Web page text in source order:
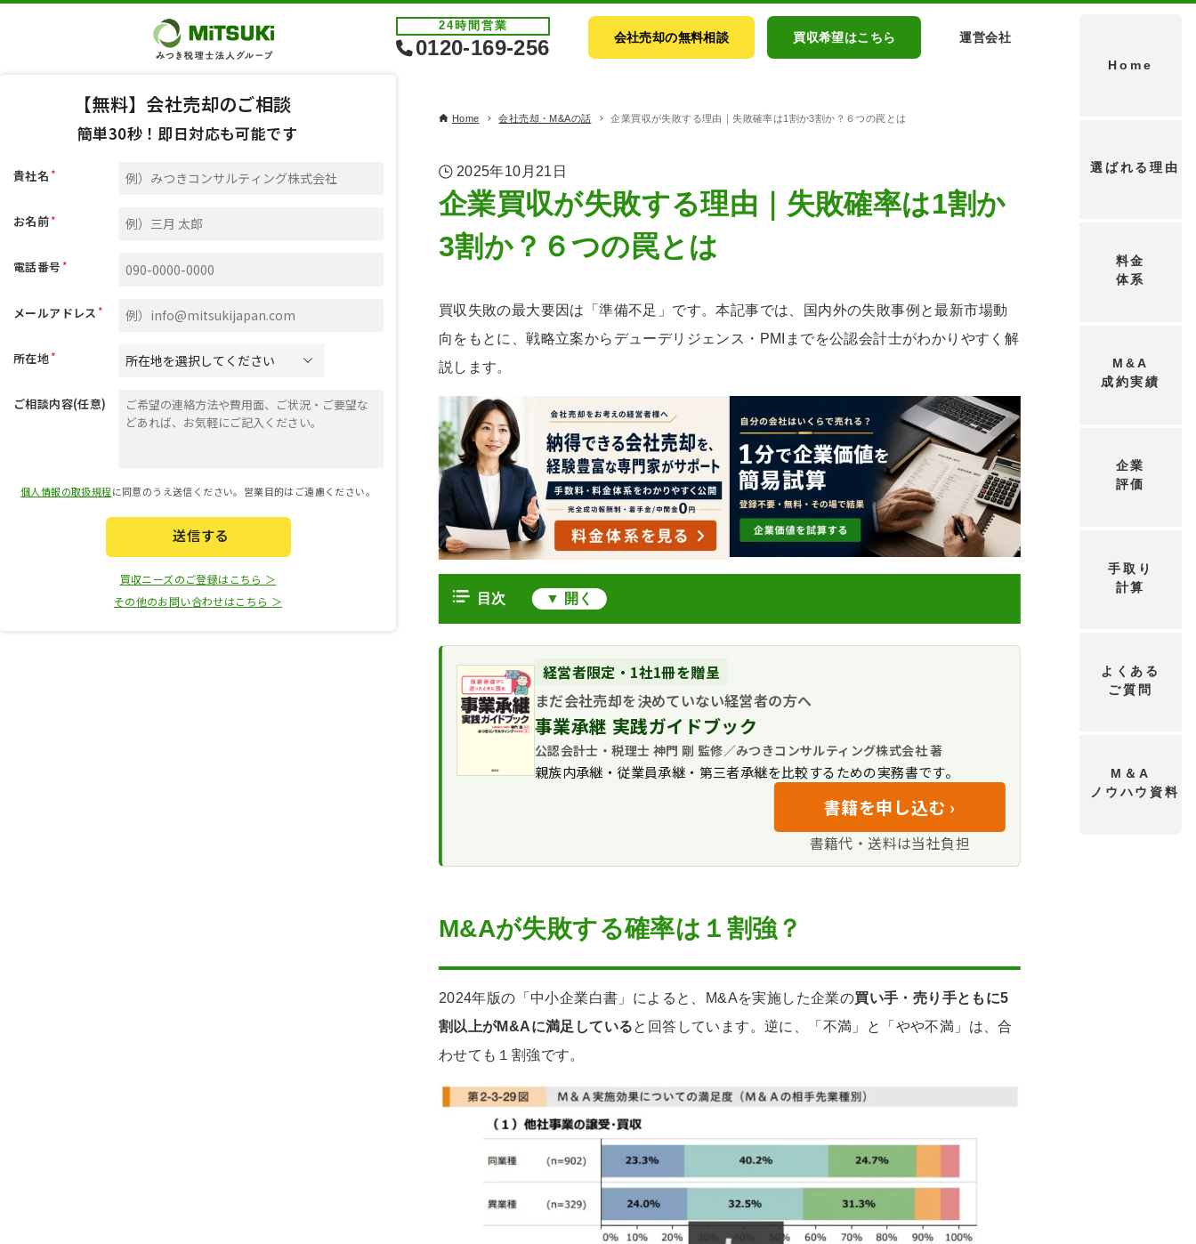
24時間 営業
0120-169-256 会社売却の無料相談 買収希望はこちら
運営会社
Home
選ばれる理由
料金
体系
M&A
成約実績
企業
評価
手取り
計算
よくある
ご質問
M＆A
ノウハウ資料
Home 会社売却・M&Aの話 企業買収が失敗する理由｜失敗確率は1割か3割か？６つの罠とは
2025年10月21日
企業買収が失敗する理由｜失敗確率は1割か
3割か？６つの罠とは
買収失敗の最大要因は「準備不足」です。本記事では、国内外の失敗事例と最新市場動
向をもとに、戦略立案からデューデリジェンス・PMIまでを公認会計士がわかりやすく解
説します。
目次
企業買収が失敗に陥る６つの罠
目的が不明確──戦略的欠如
デューデリジェンス不足──隠れ負債と粉飾の罠
PMI計画の不備──統合疲れの連鎖
のれん代減損──会計と税務のギャップ
企業イメージの毀損──非財務リスクの顕在化
買収失敗を回避するための初動チェックリスト
買収の失敗事例に学ぶ
４つの公表案件
中小企業における買収失敗の現場
進行段階別に押さえる失敗しないポイント
よくある質問｜買収の失敗に関するFAQ
経営者限定・1社1冊を贈呈
まだ会社売却を決めていない経営者の方へ
事業承継 実践ガイドブック
公認会計士・税理士 神門 剛 監修／みつきコンサルティング株式会社 著
親族内承継・従業員承継・第三者承継を比較するための実務書です。
書籍を申し込む ›
書籍代・送料は当社負担
M&Aが失敗する確率は１割強？
2024年版の「中小企業白書」によると、M&Aを実施した企業の買い手・売り手ともに5
割以上がM&Aに満足していると回答しています。逆に、「不満」と「やや不満」は、合
わせても１割強です。
【無料】会社売却のご相談
簡単30秒！即日対応も可能です
貴社名 *
お名前*
電話番号 *
メールアドレス *
所在地*
ご相談内容(任意)
個人情報の取扱規程に同意のうえ送信ください。営業目的はご遠慮ください。
送信する
買収ニーズのご登録はこちら ＞
その他のお問い合わせはこちら ＞